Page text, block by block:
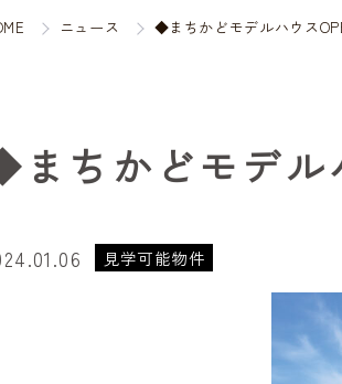
ニュース ◆まちかどモデルハウス
ちかどモデ
見学可能物件